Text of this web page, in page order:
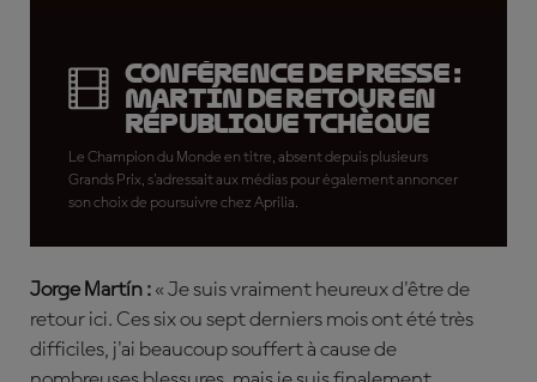
Conférence de presse :
Martín de retour en
République tchèque
Le Champion du Monde en titre, absent depuis plusieurs
Grands Prix, s'adressait aux médias pour également annoncer
son choix de poursuivre chez Aprilia.
Jorge Martín : « Je suis vraiment heureux d'être de
retour ici. Ces six ou sept derniers mois ont été très
difficiles, j'ai beaucoup souffert à cause de